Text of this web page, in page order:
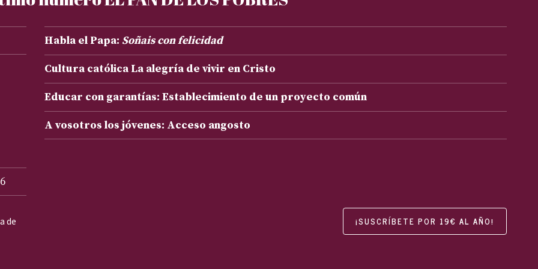
Habla el Papa: Soñais con felicidad
Cultura católica La alegría de vivir en Cristo
Educar con garantías: Establecimiento de un proyecto común
A vosotros los jóvenes: Acceso angosto
de ¡SUSCRÍBETE POR 19€ AL AÑO!